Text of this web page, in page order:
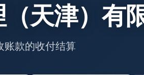
天津）有
账款的收付结算